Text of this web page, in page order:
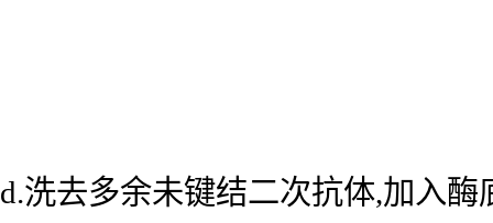
d.洗去多余未键结二次抗体,加入